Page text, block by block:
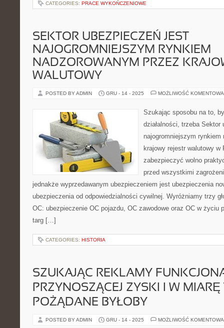
CATEGORIES: PRACE WYKOŃCZENIOWE
SEKTOR UBEZPIECZEŃ JEST
NAJOGROMNIEJSZYM RYNKIEM
NADZOROWANYM PRZEZ
WALUTOWY
POSTED BY ADMIN GRU - 14 - 2025 MOŻLIWOŚĆ
Szukając sposobu na to,
działalności, trzeba Sektor
najogromniejszym rynkiem
krajowy rejestr walutowy w
zabezpieczyć wolno
przed wszystkimi
jednakże wyprzedawanym ubezpieczeniem jest ubezpieczenia
ubezpieczenia od odpowiedzialności cywilnej. Wyróżniamy trzy
OC: ubezpieczenie OC pojazdu, OC zawodowe oraz OC w życiu
targ […]
CATEGORIES: HISTORIA
SZUKAJĄC REKLAMY
PRZYNOSZĄCEJ ZYSKI I W MIARĘ
POŻĄDANE BYŁOBY
POSTED BY ADMIN GRU - 14 - 2025 MOŻLIWOŚĆ